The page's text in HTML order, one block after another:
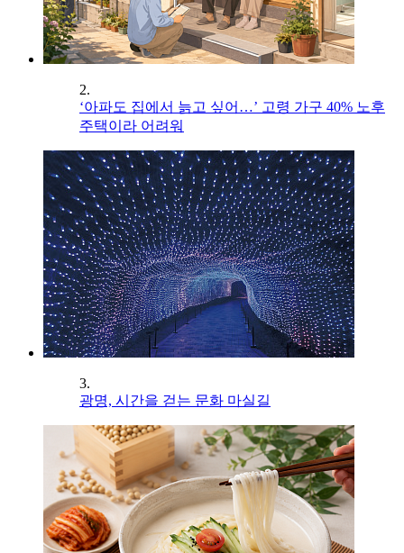
2.
‘아파도 집에서 늙고 싶어…’ 고령 가구 40% 노후
주택이라 어려워
3.
광명, 시간을 걷는 문화 마실길